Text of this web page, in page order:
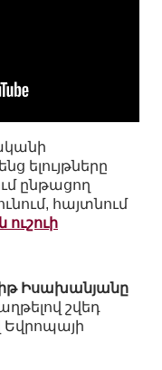
ելույթները
ընթացող
հայտնում
Իսախանյանը
շվեդ
Եվրոպայի